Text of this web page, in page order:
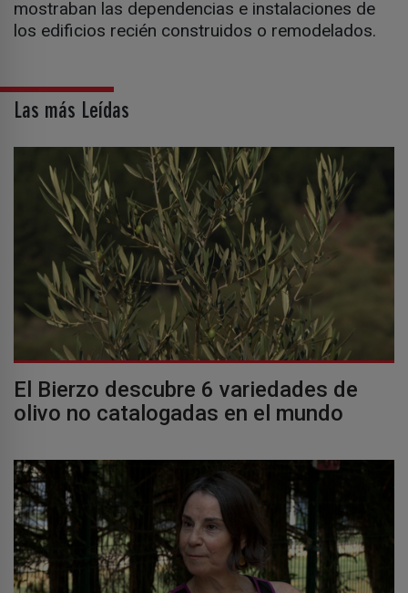
mostraban las dependencias e instalaciones de
los edificios recién construidos o remodelados.
Las más Leídas
El Bierzo descubre 6 variedades de
olivo no catalogadas en el mundo